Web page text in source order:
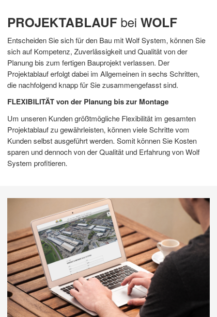
PROJEKTABLAUF bei WOLF
Entscheiden Sie sich für den Bau mit Wolf System, können Sie
sich auf Kompetenz, Zuverlässigkeit und Qualität von der
Planung bis zum fertigen Bauprojekt verlassen. Der
Projektablauf erfolgt dabei im Allgemeinen in sechs Schritten,
die nachfolgend knapp für Sie zusammengefasst sind.
FLEXIBILITÄT von der Planung bis zur Montage
Um unseren Kunden größtmögliche Flexibilität im gesamten
Projektablauf zu gewährleisten, können viele Schritte vom
Kunden selbst ausgeführt werden. Somit können Sie Kosten
sparen und dennoch von der Qualität und Erfahrung von Wolf
System profitieren.